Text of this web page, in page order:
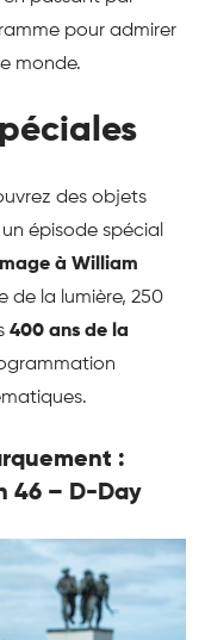
pour admirer
monde.
des objets
épisode spécial
à William
de la lumière, 250
400 ans de la
:
46 – D-Day